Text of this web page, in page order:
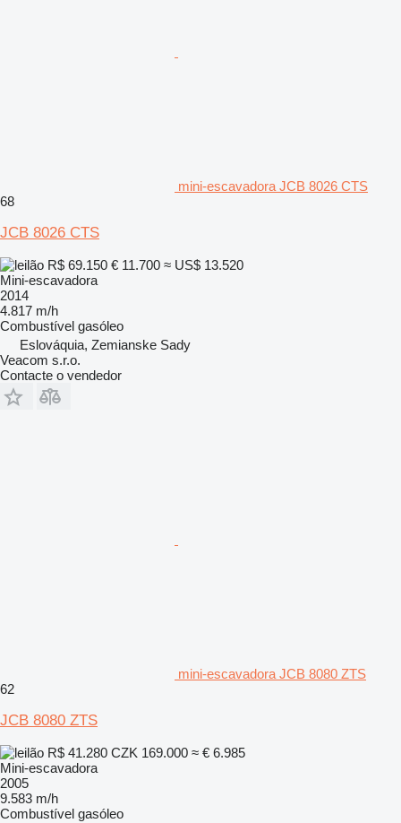
mini-escavadora JCB 8026 CTS
68
JCB 8026 CTS
R$ 69.150 € 11.700 ≈ US$ 13.520
Mini-escavadora
2014
4.817 m/h
Combustível gasóleo
Eslováquia, Zemianske Sady
Veacom s.r.o.
Contacte o vendedor
mini-escavadora JCB 8080 ZTS
62
JCB 8080 ZTS
R$ 41.280 CZK 169.000 ≈ € 6.985
Mini-escavadora
2005
9.583 m/h
Combustível gasóleo